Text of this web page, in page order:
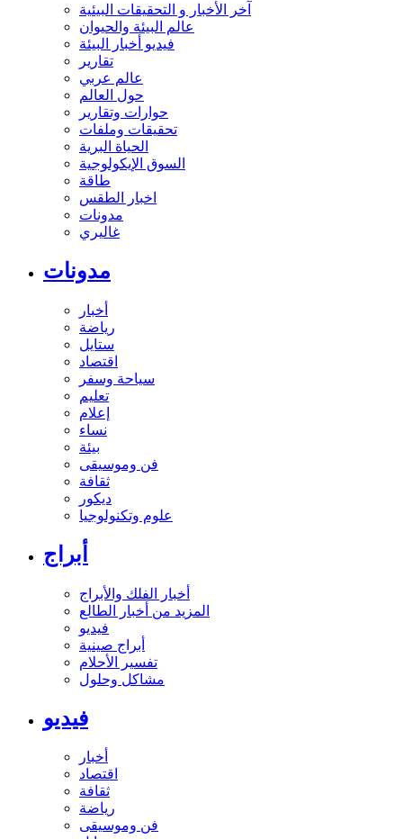
آخر الأخبار و التحقيقات البيئية
عالم البيئة والحيوان
فيديو أخبار البيئة
تقارير
عالم عربي
حول العالم
حوارات وتقارير
تحقيقات وملفات
الحياة البرية
السوق الإيكولوجية
طاقة
اخبار الطقس
مدونات
غاليري
مدونات
أخبار
رياضة
ستايل
اقتصاد
سياحة وسفر
تعليم
إعلام
نساء
بيئة
فن وموسيقى
ثقافة
ديكور
علوم وتكنولوجيا
أبراج
أخبار الفلك والأبراج
المزيد من أخبار الطالع
فيديو
أبراج صينية
تفسير الأحلام
مشاكل وحلول
فيديو
أخبار
اقتصاد
ثقافة
رياضة
فن وموسيقى